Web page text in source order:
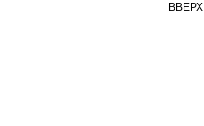
ВВЕРХ